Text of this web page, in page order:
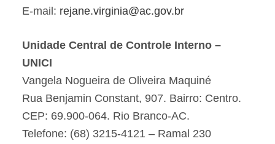
E-mail: rejane.virginia@ac.gov.br
Unidade Central de Controle Interno –
UNICI
Vangela Nogueira de Oliveira Maquiné
Rua Benjamin Constant, 907. Bairro: Centro.
CEP: 69.900-064. Rio Branco-AC.
Telefone: (68) 3215-4121 – Ramal 230